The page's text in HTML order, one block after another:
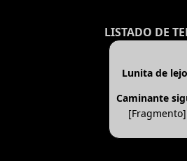
LISTADO DE
Lunita de
Caminante
[Fragmento]